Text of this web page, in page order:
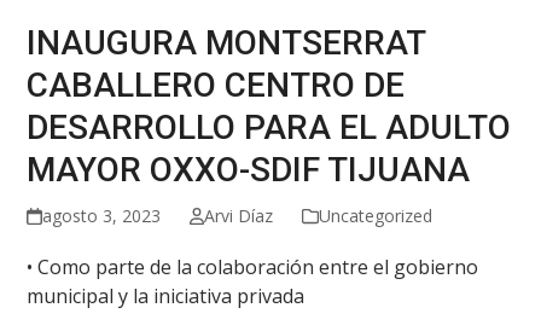
INAUGURA MONTSERRAT
CABALLERO CENTRO DE
DESARROLLO PARA EL ADULTO
MAYOR OXXO-SDIF TIJUANA
agosto 3, 2023 Arvi Díaz Uncategorized
• Como parte de la colaboración entre el gobierno
municipal y la iniciativa privada